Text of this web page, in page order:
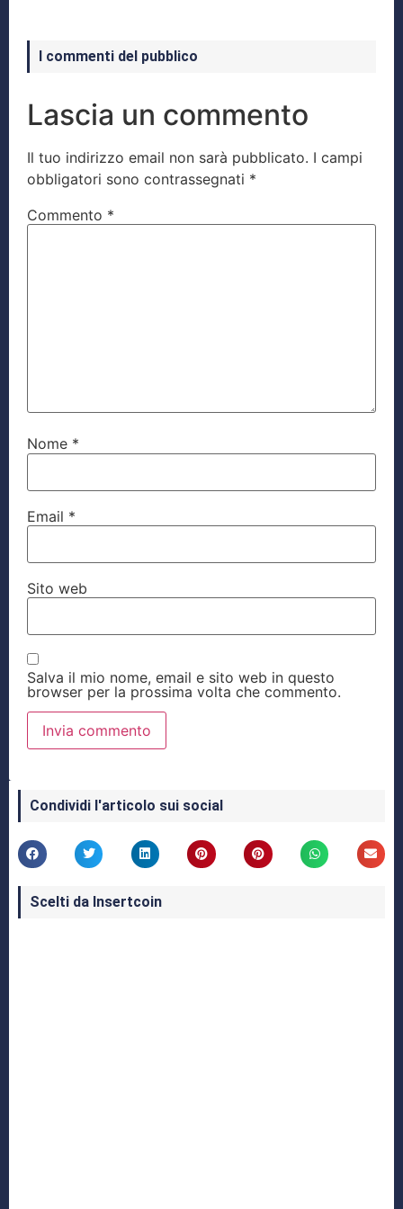
I commenti del pubblico
Lascia un commento
Il tuo indirizzo email non sarà pubblicato. I campi
obbligatori sono contrassegnati *
Commento *
Nome *
Email *
Sito web
Salva il mio nome, email e sito web in questo
browser per la prossima volta che commento.
Condividi l'articolo sui social
Scelti da Insertcoin